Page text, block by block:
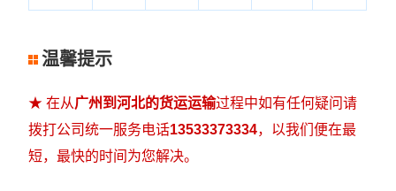
温馨提示
★ 在从广州到河北的货运运输过程中如有任何疑问请
拨打公司统一服务电话13533373334，以我们便在最
短，最快的时间为您解决。